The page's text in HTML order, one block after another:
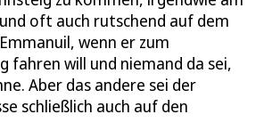
oft auch rutschend auf dem
wenn er zum
fahren will und niemand da sei,
Aber das andere sei der
schließlich auch auf den